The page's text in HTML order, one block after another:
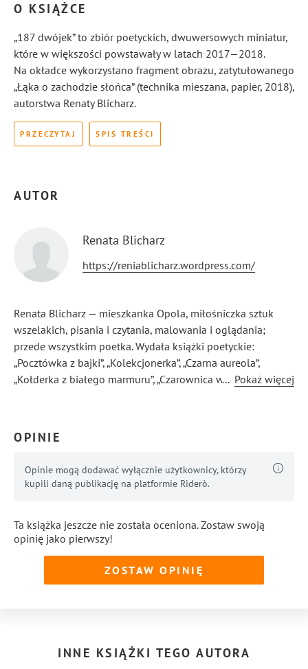
O KSIĄŻCE
„187 dwójek” to zbiór poetyckich, dwuwersowych miniatur,
które w większości powstawały w latach 2017—2018.
Na okładce wykorzystano fragment obrazu, zatytułowanego
„Łąka o zachodzie słońca” (technika mieszana, papier, 2018),
autorstwa Renaty Blicharz.
PRZECZYTAJ SPIS TREŚCI
AUTOR
Renata Blicharz
https://reniablicharz.wordpress.com/
Renata Blicharz — mieszkanka Opola, miłośniczka sztuk
wszelakich, pisania i czytania, malowania i oglądania;
przede wszystkim poetka. Wydała książki poetyckie:
„Pocztówka z bajki”, „Kolekcjonerka”, „Czarna aureola”,
„Kołderka z białego marmuru”, „Czarownica w sypialni”.
... Pokaż więcej
OPINIE
Opinie mogą dodawać wyłącznie użytkownicy, którzy
kupili daną publikację na platformie Riderò.
Ta książka jeszcze nie została oceniona. Zostaw swoją
opinię jako pierwszy!
ZOSTAW OPINIĘ
INNE KSIĄŻKI TEGO AUTORA